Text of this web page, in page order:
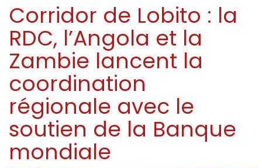
Corridor de Lobito : la
RDC, l’Angola et la
Zambie lancent la
coordination
régionale avec le
soutien de la Banque
mondiale